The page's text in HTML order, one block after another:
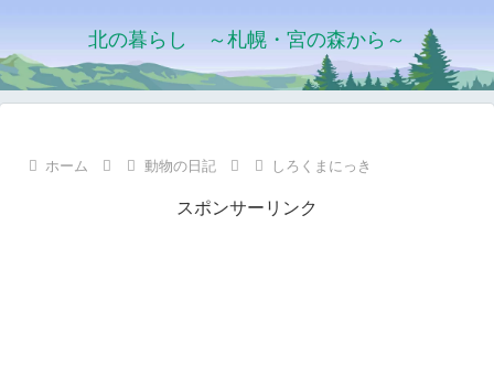
北の暮らし ～札幌・宮の森から～
ホーム 動物の日記 しろくまにっき
スポンサーリンク